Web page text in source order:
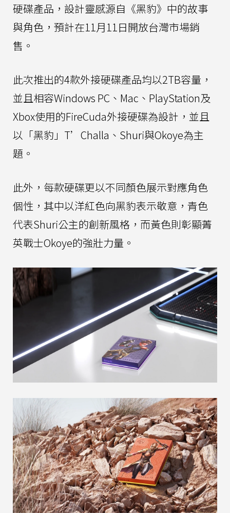
硬碟產品，設計靈感源自《黑豹》中的故事
與角色，預計在11月11日開放台灣市場銷
售。
此次推出的4款外接硬碟產品均以2TB容量，
並且相容Windows PC、Mac、PlayStation及
Xbox使用的FireCuda外接硬碟為設計，並且
以「黑豹」T’Challa、Shuri與Okoye為主
題。
此外，每款硬碟更以不同顏色展示對應角色
個性，其中以洋紅色向黑豹表示敬意，青色
代表Shuri公主的創新風格，而黃色則彰顯菁
英戰士Okoye的強壯力量。